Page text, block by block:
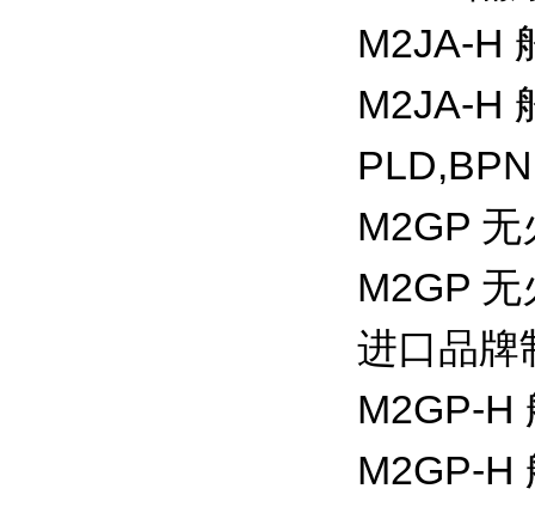
M2JA-H
M2JA-H
M2GP
M2GP
进口品牌
M2GP-H
M2GP-H